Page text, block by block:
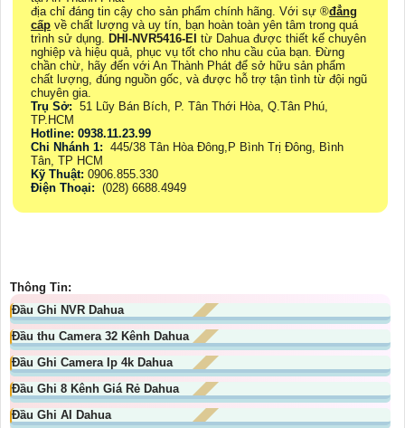
địa chỉ đáng tin cậy cho sản phẩm chính hãng. Với sự ®️đẳng
cấp về chất lượng và uy tín, bạn hoàn toàn yên tâm trong quá
trình sử dụng. DHI-NVR5416-EI từ Dahua được thiết kế chuyên
nghiệp và hiệu quả, phục vụ tốt cho nhu cầu của bạn. Đừng
chần chừ, hãy đến với An Thành Phát để sở hữu sản phẩm
chất lượng, đúng nguồn gốc, và được hỗ trợ tận tình từ đội ngũ
chuyên gia.
Trụ Sở: 51 Lũy Bán Bích, P. Tân Thới Hòa, Q.Tân Phú,
TP.HCM
Hotline: 0938.11.23.99
Chi Nhánh 1: 445/38 Tân Hòa Đông,P Bình Trị Đông, Bình
Tân, TP HCM
Kỹ Thuật: 0906.855.330
Điện Thoại: (028) 6688.4949
Thông Tin:
Đầu Ghi NVR Dahua
Đầu thu Camera 32 Kênh Dahua
Đầu Ghi Camera Ip 4k Dahua
Đầu Ghi 8 Kênh Giá Rẻ Dahua
Đầu Ghi AI Dahua